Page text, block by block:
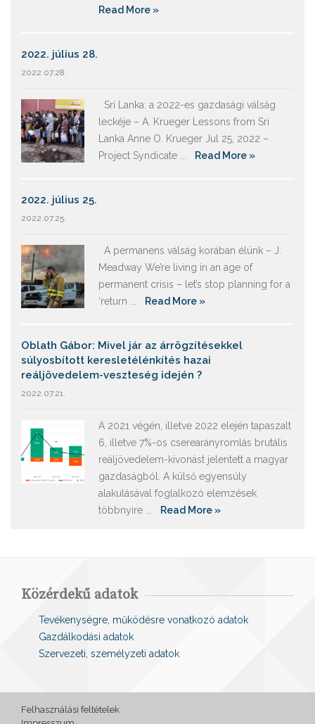
Read More »
2022. július 28.
2022.07.28.
Srí Lanka: a 2022-es gazdasági válság
leckéje – A. Krueger Lessons from Sri
Lanka Anne O. Krueger Jul 25, 2022 –
Project Syndicate ...
Read More »
2022. július 25.
2022.07.25.
A permanens válság korában élünk – J.
Meadway We’re living in an age of
permanent crisis – let’s stop planning for a
‘return ...
Read More »
Oblath Gábor: Mivel jár az árrögzítésekkel
súlyosbított keresletélénkítés hazai
reáljövedelem-veszteség idején ?
2022.07.21.
A 2021 végén, illetve 2022 elején tapaszalt
6, illetve 7%-os cserearányromlás brutális
reáljövedelem-kivonást jelentett a magyar
gazdaságból. A külső egyensúly
alakulásával foglalkozó elemzések
többnyire ...
Read More »
Közérdekű adatok
Tevékenységre, működésre vonatkozó adatok
Gazdálkodási adatok
Szervezeti, személyzeti adatok
Felhasználási feltételek